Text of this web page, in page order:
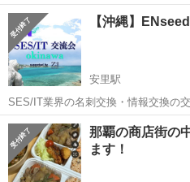
☕︎やお食事の後、セッションやリラ
ば嬉しいです☺️ こちらのcafeはビリ
沖縄 古島駅
【沖縄】
安里駅
SES/IT業界の名刺交換・情報交換の
む軽食をご提供！ 当会の特徴は以下になります。 参加リスト配布 当
沖縄 那覇市 安里駅 その他
那覇の商店街の
ます！